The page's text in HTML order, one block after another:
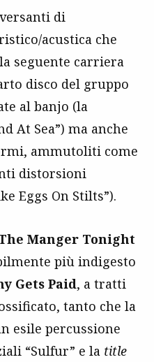
di
acustica che
seguente carriera
disco del gruppo
al banjo (la
At Sea”) ma anche
ammutoliti come
distorsioni
Eggs On Stilts”).
Manger Tonight
più indigesto
Gets Paid, a tratti
tanto che la
esile percussione
“Sulfur” e la title